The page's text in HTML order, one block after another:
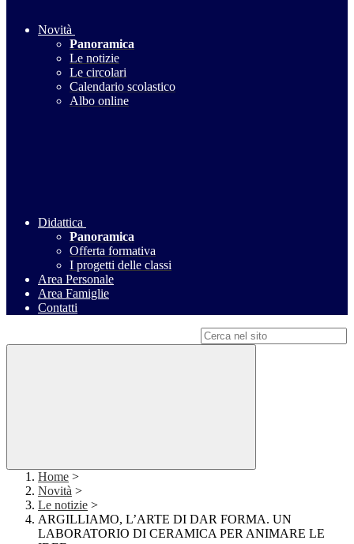
Novità
Panoramica
Le notizie
Le circolari
Calendario scolastico
Albo online
Didattica
Panoramica
Offerta formativa
I progetti delle classi
Area Personale
Area Famiglie
Contatti
Home >
Novità >
Le notizie >
ARGILLIAMO, L’ARTE DI DAR FORMA. UN
LABORATORIO DI CERAMICA PER ANIMARE LE